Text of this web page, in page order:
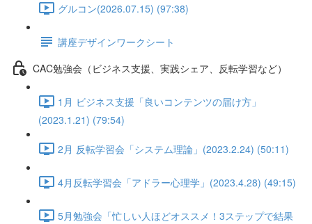
グルコン(2026.07.15) (97:38)
講座デザインワークシート
CAC勉強会（ビジネス支援、実践シェア、反転学習など）
1月 ビジネス支援「良いコンテンツの届け方」
(2023.1.21) (79:54)
2月 反転学習会「システム理論」(2023.2.24) (50:11)
4月反転学習会「アドラー心理学」(2023.4.28) (49:15)
5月勉強会「忙しい人ほどオススメ！3ステップで結果